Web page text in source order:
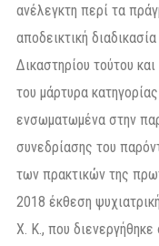
ανέλεγκτη περί τα
αποδεικτική
Δικαστηρίου τούτου
του μάρτυρα
ενσωματωμένα στην
συνεδρίασης του
των πρακτικών της
2018 έκθεση
Χ. Κ., που